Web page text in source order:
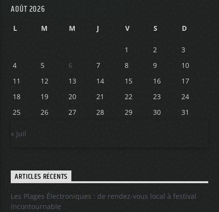
AOÛT 2026
L M M J V S D
1 2
3
4
5 6 7 8 9
10
11
12 13 14 15 16
17
18
19 20 21 22 23
24
25
26 27 28 29 30 31
« Juil
ARTICLES RÉCENTS
Les Plages Électroniques : de rendez-vous local à festival
incontournable